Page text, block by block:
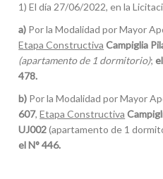
1) El día 27/06/2022, en la
a) Por la Modalidad por Mayor
Etapa Constructiva Campiglia
(apartamento de 1 dormitorio);
478.
b) Por la Modalidad por Mayor
607,Etapa Constructiva
UJ002(apartamento de 1
el N° 446.